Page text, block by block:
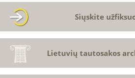
Siųskite
Lietuvių tautosakos